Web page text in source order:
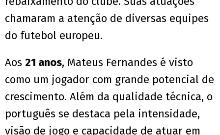
chamaram a atenção de diversas equipes
do futebol europeu.
Aos 21 anos, Mateus Fernandes é visto
como um jogador com grande potencial de
crescimento. Além da qualidade técnica, o
português se destaca pela intensidade,
visão de jogo e capacidade de atuar em